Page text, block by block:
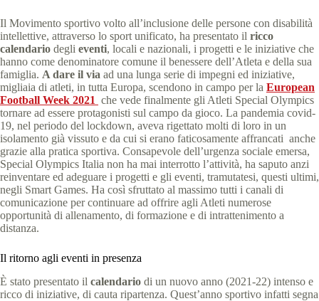
Il Movimento sportivo volto all’inclusione delle persone con disabilità
intellettive, attraverso lo sport unificato, ha presentato il ricco
calendario degli eventi, locali e nazionali, i progetti e le iniziative che
hanno come denominatore comune il benessere dell’Atleta e della sua
famiglia. A dare il via ad una lunga serie di impegni ed iniziative,
migliaia di atleti, in tutta Europa, scendono in campo per la European
Football Week 2021 che vede finalmente gli Atleti Special Olympics
tornare ad essere protagonisti sul campo da gioco. La pandemia covid-
19, nel periodo del lockdown, aveva rigettato molti di loro in un
isolamento già vissuto e da cui si erano faticosamente affrancati anche
grazie alla pratica sportiva. Consapevole dell’urgenza sociale emersa,
Special Olympics Italia non ha mai interrotto l’attività, ha saputo anzi
reinventare ed adeguare i progetti e gli eventi, tramutatesi, questi ultimi,
negli Smart Games. Ha così sfruttato al massimo tutti i canali di
comunicazione per continuare ad offrire agli Atleti numerose
opportunità di allenamento, di formazione e di intrattenimento a
distanza.
Il ritorno agli eventi in presenza
È stato presentato il calendario di un nuovo anno (2021-22) intenso e
ricco di iniziative, di cauta ripartenza. Quest’anno sportivo infatti segna